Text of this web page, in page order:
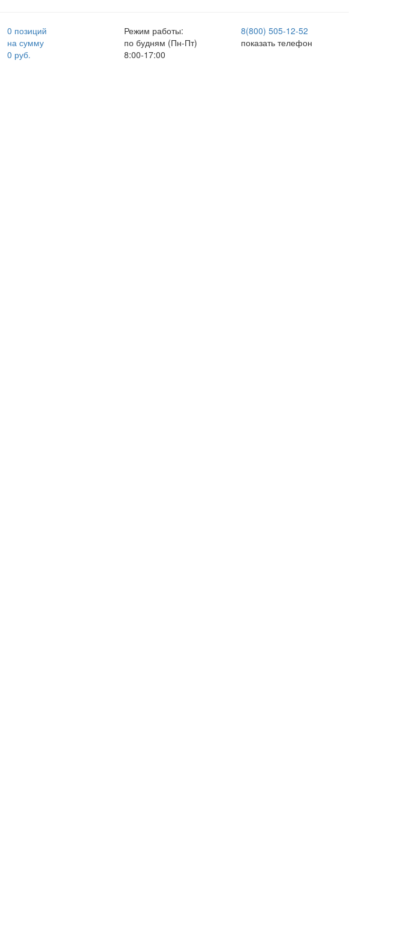
0 позиций
на сумму
0 руб.
Режим работы:
по будням (Пн-Пт)
8:00-17:00
8(800) 505-12-52
показать телефон